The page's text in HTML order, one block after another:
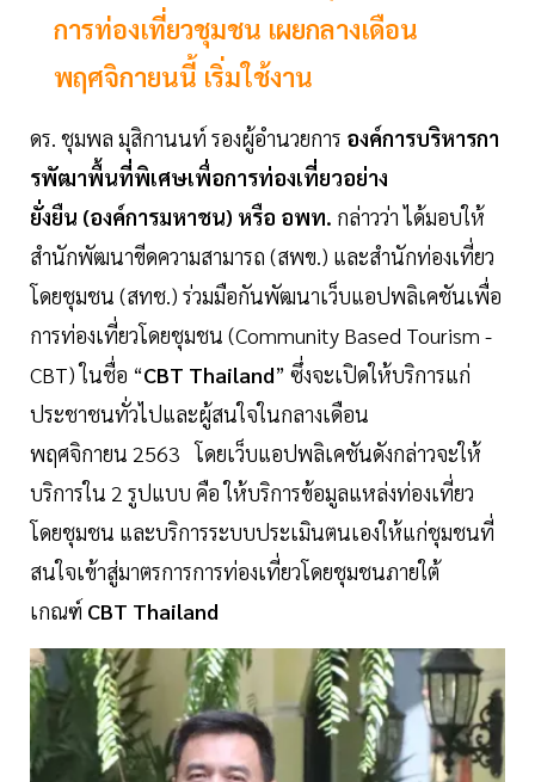
การท่องเที่ยวชุมชน เผยกลางเดือน
พฤศจิกายนนี้ เริ่มใช้งาน
ดร. ชุมพล มุสิกานนท์ รองผู้อำนวยการ องค์การบริหารกา
รพัฒาพื้นที่พิเศษเพื่อการท่องเที่ยวอย่าง
ยั่งยืน (องค์การมหาชน) หรือ อพท. กล่าวว่า ได้มอบให้
สำนักพัฒนาขีดความสามารถ (สพข.) และสำนักท่องเที่ยว
โดยชุมชน (สทช.) ร่วมมือกันพัฒนาเว็บแอปพลิเคชันเพื่อ
การท่องเที่ยวโดยชุมชน (Community Based Tourism -
CBT) ในชื่อ “CBT Thailand” ซึ่งจะเปิดให้บริการแก่
ประชาชนทั่วไปและผู้สนใจในกลางเดือน
พฤศจิกายน 2563 โดยเว็บแอปพลิเคชันดังกล่าวจะให้
บริการใน 2 รูปแบบ คือ ให้บริการข้อมูลแหล่งท่องเที่ยว
โดยชุมชน และบริการระบบประเมินตนเองให้แก่ชุมชนที่
สนใจเข้าสู่มาตรการการท่องเที่ยวโดยชุมชนภายใต้
เกณฑ์ CBT Thailand